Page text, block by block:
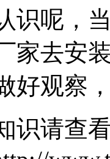
识呢，
家去安
好观察
识请查